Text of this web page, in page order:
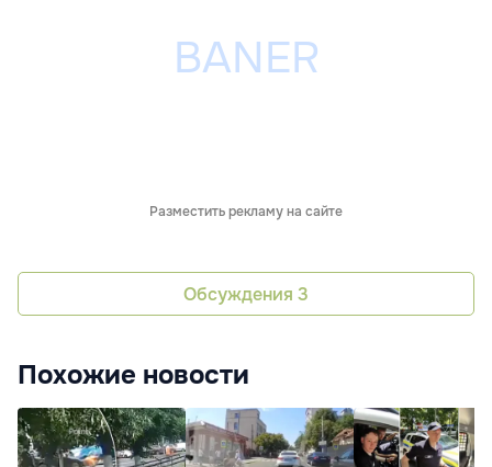
Разместить рекламу на сайте
Обсуждения 3
Похожие новости